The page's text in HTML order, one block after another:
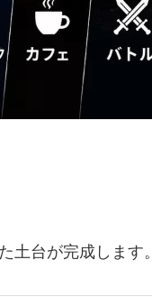
土台が完成します。